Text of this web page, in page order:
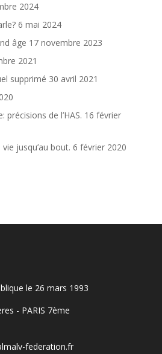
2024
6 mai 2024
âge 17 novembre 2023
2021
supprimé 30 avril 2021
précisions de l’HAS. 16 février
jusqu’au bout. 6 février 2020
le 26 mars 1993
- PARIS 7ème
federation.fr